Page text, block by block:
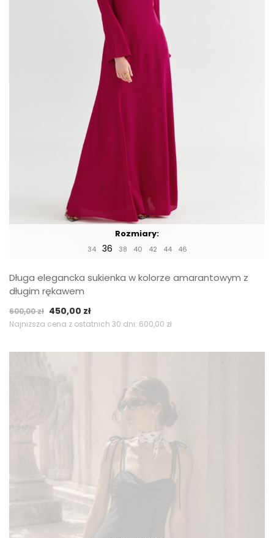
Rozmiary:
34 36 38 40 42 44 46
Długa elegancka sukienka w kolorze amarantowym z
długim rękawem
600,00zł Pierwotna
cena
600,00 zł.
450,00 złAktualna
cena
450,00 zł.
Najniższa cena z ostatnich 30 dni: 600,00 zł